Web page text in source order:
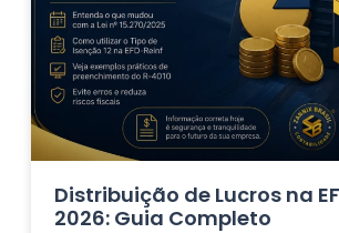
Distribuição de Lucros na
2026: Guia Completo